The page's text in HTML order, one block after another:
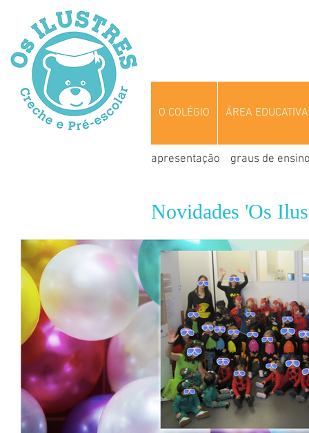
O COLÉGIO ÁREA EDUCATIVA
apresentação graus de
Novidades 'Os